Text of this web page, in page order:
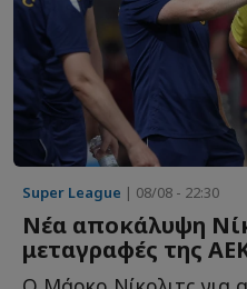
Super League | 08/08 - 22:30
Νέα αποκάλυψη
μεταγραφές της